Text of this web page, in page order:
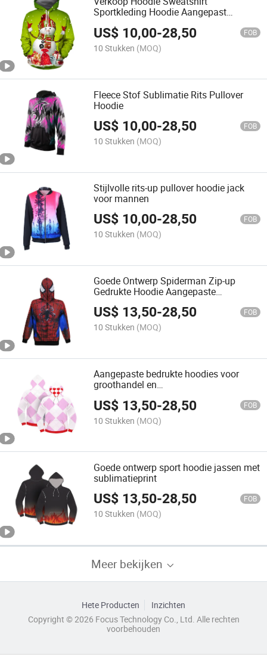
Sportkleding Hoodie Aangepast
US$ 10,00-28,50 FOB
10 Stukken (MOQ)
Fleece Stof Sublimatie Rits Pullover
Hoodie
US$ 10,00-28,50 FOB
10 Stukken (MOQ)
Stijlvolle rits-up pullover hoodie jack
voor mannen
US$ 10,00-28,50 FOB
10 Stukken (MOQ)
Goede Ontwerp Spiderman Zip-up
Gedrukte Hoodie Aangepaste
Bedrukking Fleece Hoody voor de
Winter
US$ 13,50-28,50 FOB
10 Stukken (MOQ)
Aangepaste bedrukte hoodies voor
groothandel en
US$ 13,50-28,50 FOB
10 Stukken (MOQ)
Goede ontwerp sport hoodie jassen met
sublimatieprint
US$ 13,50-28,50 FOB
10 Stukken (MOQ)
Meer bekijken
Hete Producten
Inzichten
Copyright © 2026 Focus Technology Co., Ltd. Alle rechten
voorbehouden